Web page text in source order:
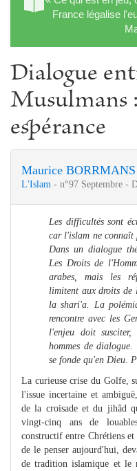
France légalise
Dialogue
Musulmans
espérance
Maurice BORRMANS
L'Islam - n°97 Septembre -
Les difficultés sont
car l'islam ne connaît
Dans un dialogue
Les Droits de
arabes, mais les
limitent aux droits de
la shari'a. La
rencontre avec les
l'enjeu doit susciter,
hommes de
se fonde qu'en Dieu.
La curieuse crise du Golfe,
l'issue incertaine et
de la croisade et du jihâd
vingt-cinq ans de
constructif entre Chrétiens
de le penser aujourd'hui,
de tradition islamique et le